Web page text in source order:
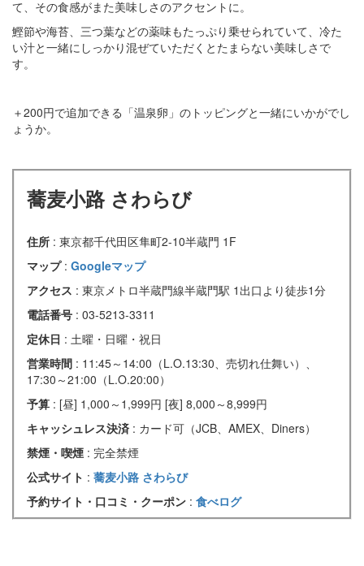
て、その食感がまた美味しさのアクセントに。
鰹節や海苔、三つ葉などの薬味もたっぷり乗せられていて、冷た
い汁と一緒にしっかり混ぜていただくとたまらない美味しさで
す。
＋200円で追加できる「温泉卵」のトッピングと一緒にいかがでし
ょうか。
蕎麦小路 さわらび
住所 : 東京都千代田区隼町2-10半蔵門 1F
マップ : Googleマップ
アクセス : 東京メトロ半蔵門線半蔵門駅 1出口より徒歩1分
電話番号 : 03-5213-3311
定休日 : 土曜・日曜・祝日
営業時間 : 11:45～14:00（L.O.13:30、売切れ仕舞い）、
17:30～21:00（L.O.20:00）
予算 : [昼] 1,000～1,999円 [夜] 8,000～8,999円
キャッシュレス決済 : カード可（JCB、AMEX、Diners）
禁煙・喫煙 : 完全禁煙
公式サイト : 蕎麦小路 さわらび
予約サイト・口コミ・クーポン : 食べログ